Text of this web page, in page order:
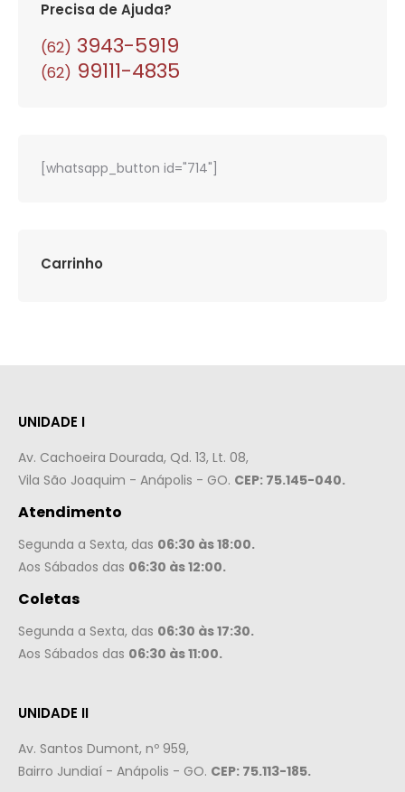
Precisa de Ajuda?
(62) 3943-5919
(62) 99111-4835
[whatsapp_button id="714"]
Carrinho
UNIDADE I
Av. Cachoeira Dourada, Qd. 13, Lt. 08,
Vila São Joaquim - Anápolis - GO. CEP: 75.145-040.
Atendimento
Segunda a Sexta, das 06:30 às 18:00.
Aos Sábados das 06:30 às 12:00.
Coletas
Segunda a Sexta, das 06:30 às 17:30.
Aos Sábados das 06:30 às 11:00.
UNIDADE II
Av. Santos Dumont, nº 959,
Bairro Jundiaí - Anápolis - GO. CEP: 75.113-185.